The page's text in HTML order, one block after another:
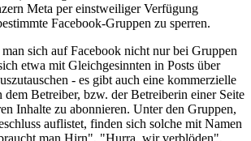
Meta per einstweiliger Verfügung
Facebook-Gruppen zu sperren.
sich auf Facebook nicht nur bei Gruppen
etwa mit Gleichgesinnten in Posts über
- es gibt auch eine kommerzielle
dem Betreiber, bzw. der Betreiberin einer Seite
Inhalte zu abonnieren. Unter den Gruppen,
auflistet, finden sich solche mit Namen
man Hirn", "Hurra, wir verblöden",